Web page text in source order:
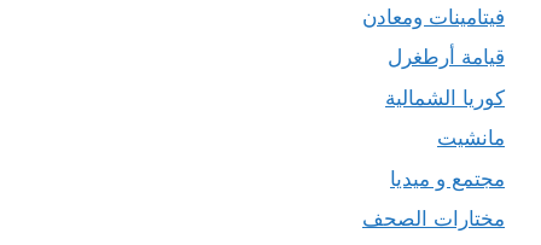
فيتامينات ومعادن
قيامة أرطغرل
كوريا الشمالية
مانشيت
مجتمع و ميديا
مختارات الصحف